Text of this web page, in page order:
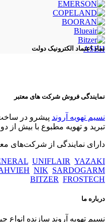
ASEH
نماد اعتماد الکترونیک دولت
نمایندگی فروش شرکت های معتبر
نسیم تهویه آروند پیشرو در
تبرید و تهویه مطبوع با بیش
دارای نمایندگی از شرکت‌های
UNIFLAIR YAZAKI
NIK SARDOGARM
BITZER FROSTECH
درباره ما
نسیم تهویه آروند سازنده انواع